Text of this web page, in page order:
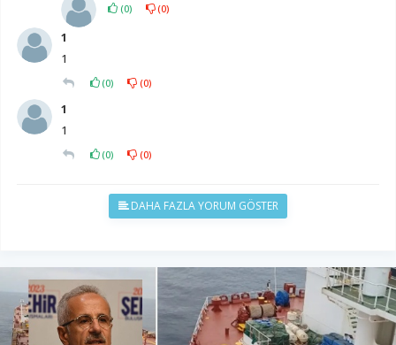
(0) (0)
1
1
(0) (0)
1
1
(0) (0)
DAHA FAZLA YORUM GÖSTER